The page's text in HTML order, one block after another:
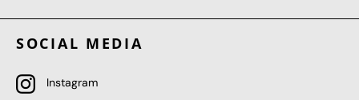
SOCIAL MEDIA
Instagram